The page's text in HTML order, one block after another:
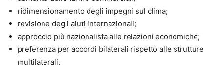
ridimensionamento degli impegni sul clima;
revisione degli aiuti internazionali;
approccio più nazionalista alle relazioni economiche;
preferenza per accordi bilaterali rispetto alle strutture
multilaterali.